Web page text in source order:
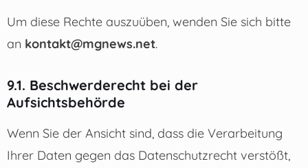
Um diese Rechte auszuüben, wenden Sie sich bitte
an kontakt@mgnews.net.
9.1. Beschwerderecht bei der
Aufsichtsbehörde
Wenn Sie der Ansicht sind, dass die Verarbeitung
Ihrer Daten gegen das Datenschutzrecht verstößt,